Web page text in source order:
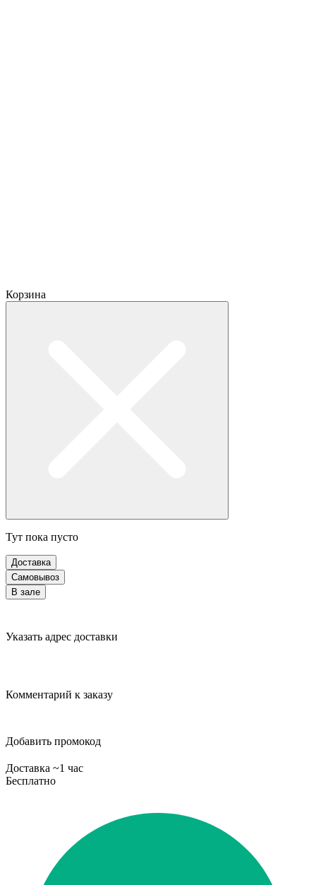
Корзина
Тут пока пусто
Доставка
Самовывоз
В зале
Указать адрес доставки
Комментарий к заказу
Добавить промокод
Доставка ~1 час
Бесплатно